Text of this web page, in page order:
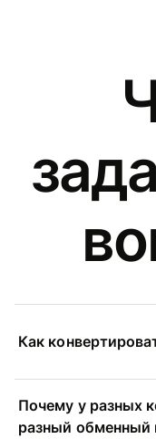
Как
Почему у разных
разный обменный